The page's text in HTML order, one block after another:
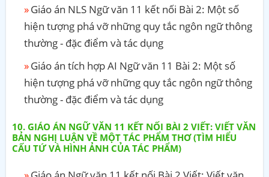
Giáo án NLS Ngữ văn 11 kết nối Bài 2: Một số
hiện tượng phá vỡ những quy tắc ngôn ngữ thông
thường - đặc điểm và tác dụng
Giáo án tích hợp AI Ngữ văn 11 Bài 2: Một số
hiện tượng phá vỡ những quy tắc ngôn ngữ thông
thường - đặc điểm và tác dụng
GIÁO ÁN NGỮ VĂN 11 KẾT NỐI BÀI 2 VIẾT: VIẾT VĂN
BẢN NGHỊ LUẬN VỀ MỘT TÁC PHẨM THƠ (TÌM HIỂU
CẤU TỨ VÀ HÌNH ẢNH CỦA TÁC PHẨM)